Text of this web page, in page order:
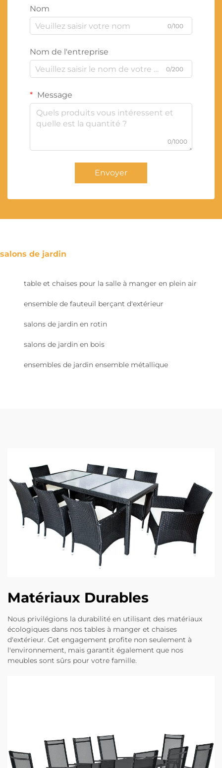
Nom
0/100
Nom de l'entreprise
0/200
Message
0/1000
Envoyer
salons de jardin
table et chaises pour la salle à manger en plein air
ensemble de fauteuil berçant d'extérieur
salons de jardin en rotin
salons de jardin en bois
ensembles de jardin ensemble métallique
Matériaux Durables
Nous privilégions la durabilité en utilisant des matériaux
écologiques dans nos tables à manger et chaises
d'extérieur. Cet engagement profite non seulement à
l'environnement, mais garantit également que nos
meubles sont sûrs pour votre famille.